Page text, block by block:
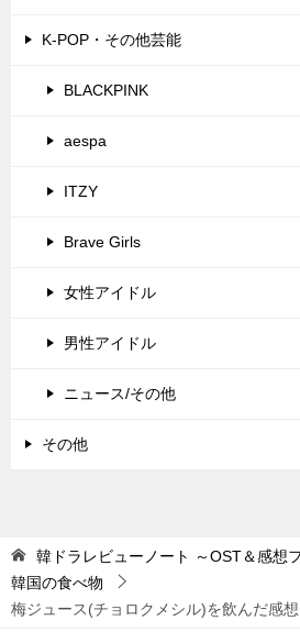
K-POP・その他芸能
BLACKPINK
aespa
ITZY
Brave Girls
女性アイドル
男性アイドル
ニュース/その他
その他
韓ドラレビューノート ～OST＆感想
韓国の食べ物
梅ジュース(チョロクメシル)を飲んだ感想